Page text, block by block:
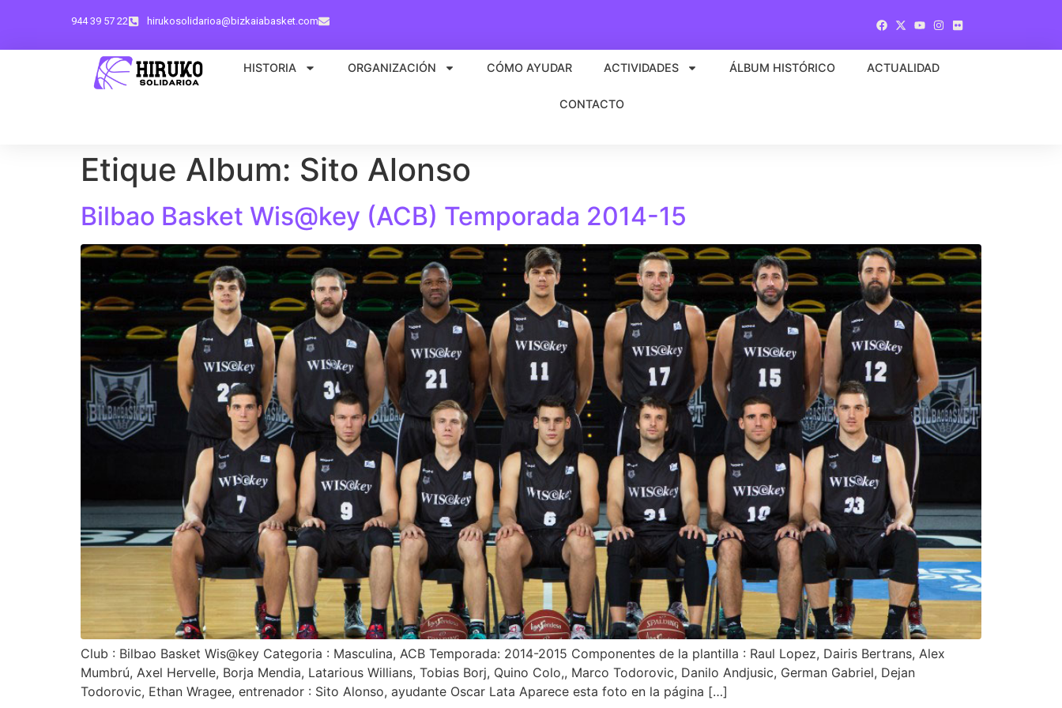
944 39 57 22 hirukosolidarioa@bizkaiabasket.com
HISTORIA ORGANIZACIÓN CÓMO AYUDAR ACTIVIDADES ÁLBUM HISTÓRICO ACTUALIDAD
CONTACTO
Etique Album: Sito Alonso
Bilbao Basket Wis@key (ACB) Temporada 2014-15
Club : Bilbao Basket Wis@key Categoria : Masculina, ACB Temporada: 2014-2015 Componentes de la plantilla : Raul Lopez, Dairis Bertrans, Alex
Mumbrú, Axel Hervelle, Borja Mendia, Latarious Willians, Tobias Borj, Quino Colo,, Marco Todorovic, Danilo Andjusic, German Gabriel, Dejan
Todorovic, Ethan Wragee, entrenador : Sito Alonso, ayudante Oscar Lata Aparece esta foto en la página […]